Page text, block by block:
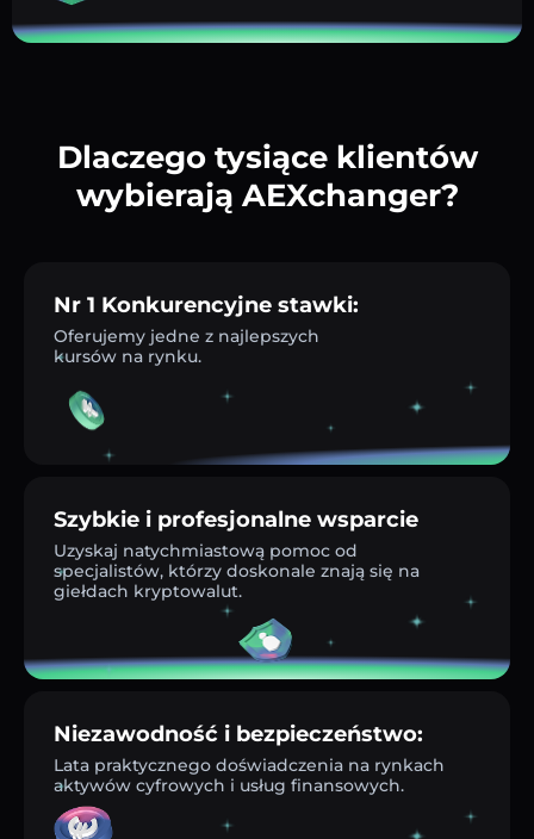
Dlaczego tysiące klientów
wybierają AEXchanger?
Nr 1 Konkurencyjne stawki:
Oferujemy jedne z najlepszych
kursów na rynku.
Szybkie i profesjonalne wsparcie
Uzyskaj natychmiastową pomoc od
specjalistów, którzy doskonale znają się na
giełdach kryptowalut.
Niezawodność i bezpieczeństwo:
Lata praktycznego doświadczenia na rynkach
aktywów cyfrowych i usług finansowych.